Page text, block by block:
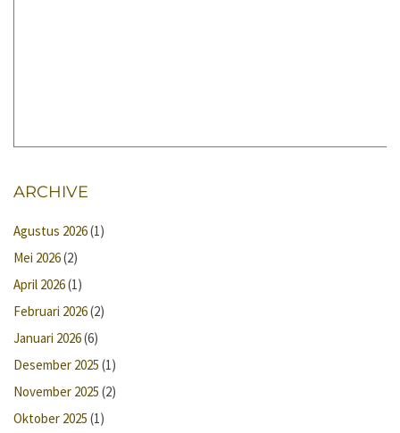
ARCHIVE
Agustus 2026(1)
Mei 2026(2)
April 2026(1)
Februari 2026(2)
Januari 2026(6)
Desember 2025 (1)
November 2025 (2)
Oktober 2025 (1)